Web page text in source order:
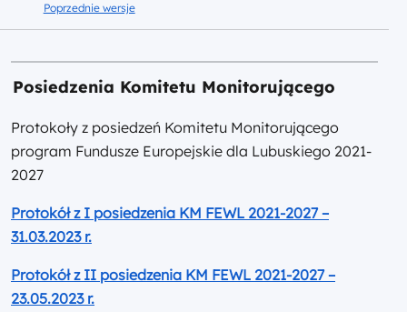
Poprzednie wersje
Posiedzenia Komitetu Monitorującego
Protokoły z posiedzeń Komitetu Monitorującego
program Fundusze Europejskie dla Lubuskiego 2021-
2027
Protokół z I posiedzenia KM FEWL 2021-2027 –
31.03.2023 r.
Protokół z II posiedzenia KM FEWL 2021-2027 –
23.05.2023 r.